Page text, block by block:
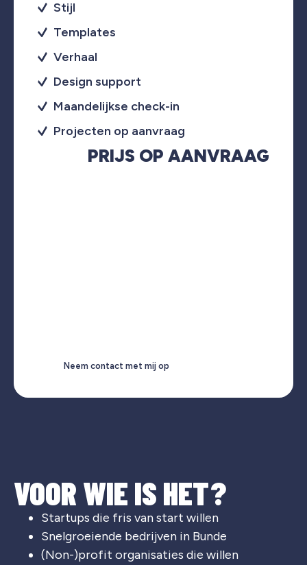
Stijl
Templates
Verhaal
Design support
Maandelijkse check-in
Projecten op aanvraag
PRIJS OP AANVRAAG
Neem contact met mij op
VOOR WIE IS HET?
Startups die fris van start willen
Snelgroeiende bedrijven in Bunde
(Non-)profit organisaties die willen